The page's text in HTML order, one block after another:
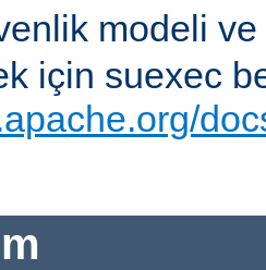
modeli
için suexec